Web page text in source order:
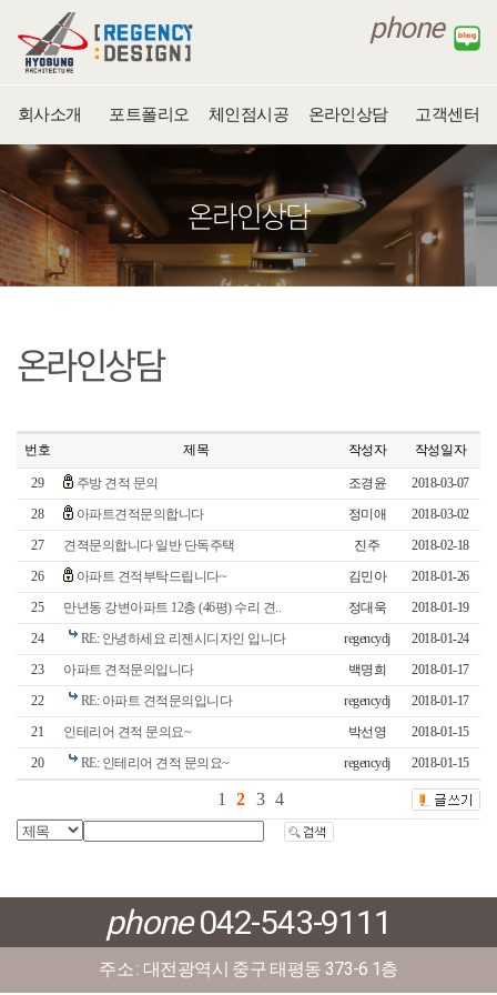
회사소개 포트폴리오 체인점시공 온라인상담 고객센터
온라인상담
온라인상담
번호 제목 작성자 작성일자
29 주방 견적 문의 조경윤
2018-03-07
28
아파트견적문의합니다 정미애
2018-03-02
27
견젹문의합니다 일반 단독주택 진주
2018-02-18
26
아파트 견적부탁드립니다~ 김민아
2018-01-26
25
만년동 강변아파트 12층 (46평) 수리 견.. 정대욱
2018-01-19
24
RE: 안녕하세요 리젠시디자인 입니다 regencydj
2018-01-24
23
아파트 견적문의입니다 백명희
2018-01-17
22
RE: 아파트 견적문의입니다 regencydj
2018-01-17
21
인테리어 견적 문의요~ 박선영
2018-01-15
20
RE: 인테리어 견적 문의요~ regencydj 2018-01-15
1 2 3 4
phone042-543-9111
주소 : 대전광역시 중구 태평동 373-6 1층